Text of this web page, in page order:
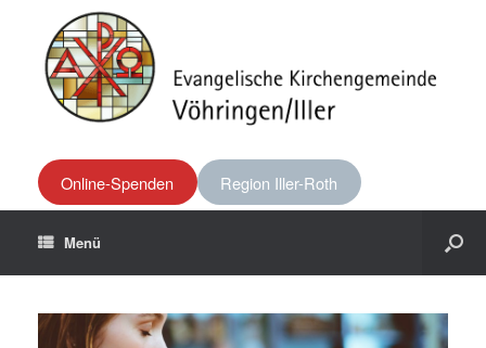
Online-Spenden Region Iller-Roth
Menü